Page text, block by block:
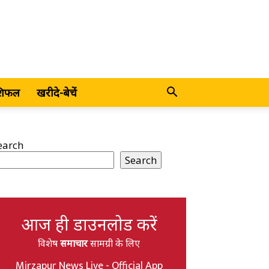
खरीदे-बेचें
Search
आज ही डाउनलोड करें
विशेषसमाचारसामग्री के लिए